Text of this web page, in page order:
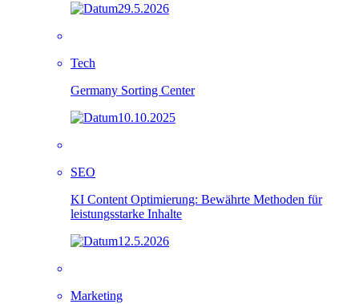
29.5.2026
Tech
Germany Sorting Center
10.10.2025
SEO
KI Content Optimierung: Bewährte Methoden für
leistungsstarke Inhalte
12.5.2026
Marketing